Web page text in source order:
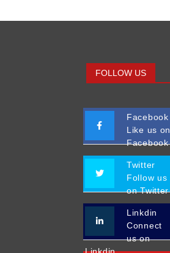
FOLLOW US
Facebook
Like us on
Facebook
Twitter
Follow us
on Twitter
Linkdin
Connect
us on